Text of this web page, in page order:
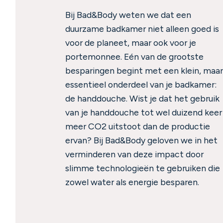
Bij Bad&Body weten we dat een
duurzame badkamer niet alleen goed is
voor de planeet, maar ook voor je
portemonnee. Eén van de grootste
besparingen begint met een klein, maar
essentieel onderdeel van je badkamer:
de handdouche. Wist je dat het gebruik
van je handdouche tot wel duizend keer
meer CO2 uitstoot dan de productie
ervan? Bij Bad&Body geloven we in het
verminderen van deze impact door
slimme technologieën te gebruiken die
zowel water als energie besparen.